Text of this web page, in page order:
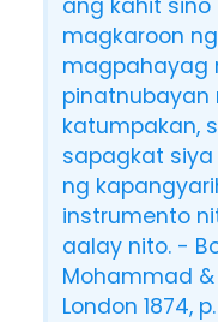
ang kahit
magkaroon
magpahayag
pinatnubayan
katumpakan,
sapagkat
ng
instrumento
aalay nito. -
Mohammad
London 1874,